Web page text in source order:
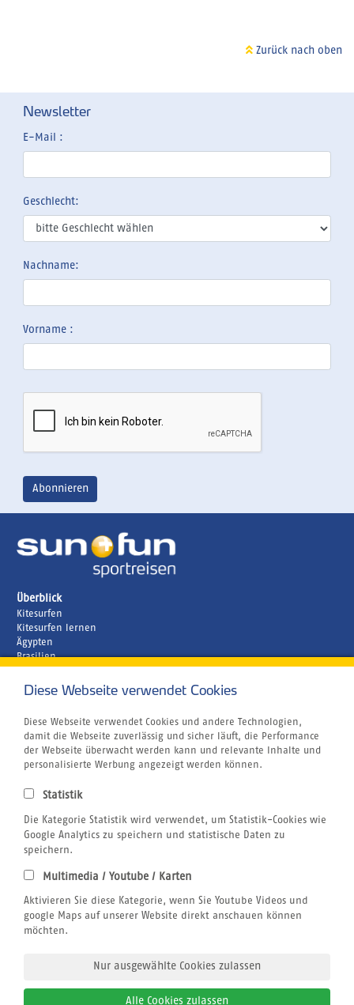
Zurück nach oben
Newsletter
E-Mail :
Geschlecht:
Nachname:
Vorname :
Überblick
Kitesurfen
Kitesurfen lernen
Ägypten
Brasilien
Kapverden
Unternehmen
Rund um´s Buchen
Reiseversicherung
Gutschein
Centrum für Reisemedizin
Windsurfen
Wingfoilen
Bildnachweis
Airline Blacklist
Rechtliches
AGB
Datenschutz
Diese Webseite verwendet Cookies
Diese Webseite verwendet Cookies und andere Technologien,
damit die Webseite zuverlässig und sicher läuft, die Performance
der Webseite überwacht werden kann und relevante Inhalte und
personalisierte Werbung angezeigt werden können.
Statistik
Die Kategorie Statistik wird verwendet, um Statistik-Cookies wie
Google Analytics zu speichern und statistische Daten zu
speichern.
Multimedia / Youtube / Karten
Aktivieren Sie diese Kategorie, wenn Sie Youtube Videos und
google Maps auf unserer Website direkt anschauen können
möchten.
Nur ausgewählte Cookies zulassen
Alle Cookies zulassen